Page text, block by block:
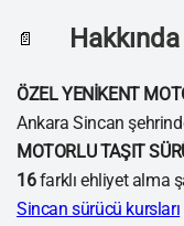
📄 Hakkında
ÖZEL YENİKENT
Ankara Sincan
MOTORLU TAŞIT
16farklı ehliyet alma
Sincan sürücü kursları